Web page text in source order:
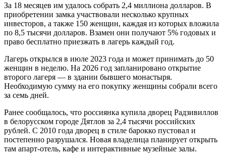
За 18 месяцев им удалось собрать 2,4 миллиона долларов. В
приобретении замка участвовали несколько крупных
инвесторов, а также 150 женщин, каждая из которых вложила
по 8,5 тысячи долларов. Взамен они получают 5% годовых и
право бесплатно приезжать в лагерь каждый год.
Лагерь открылся в июле 2023 года и может принимать до 50
женщин в неделю. На 2026 год запланировано открытие
второго лагеря — в здании бывшего монастыря.
Необходимую сумму на его покупку женщины собрали всего
за семь дней.
Ранее сообщалось, что россиянка купила дворец Радзивиллов
в белорусском городе Дятлов за 2,4 тысячи российских
рублей. С 2010 года дворец в стиле барокко пустовал и
постепенно разрушался. Новая владелица планирует открыть
там апарт-отель, кафе и интерактивные музейные залы.